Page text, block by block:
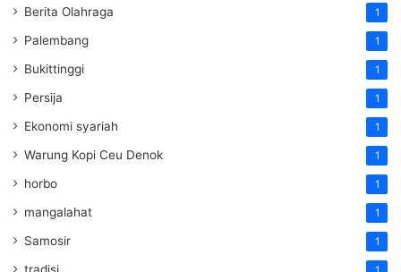
Berita Olahraga 1
Palembang 1
Bukittinggi 1
Persija 1
Ekonomi syariah 1
Warung Kopi Ceu Denok 1
horbo 1
mangalahat 1
Samosir 1